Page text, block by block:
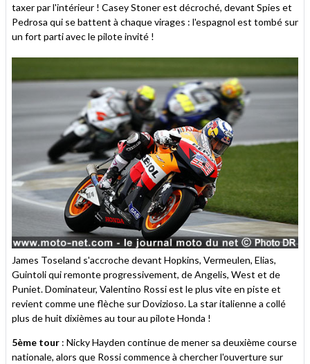
taxer par l'intérieur ! Casey Stoner est décroché, devant Spies et
Pedrosa qui se battent à chaque virages : l'espagnol est tombé sur
un fort parti avec le pilote invité !
James Toseland s'accroche devant Hopkins, Vermeulen, Elias,
Guintoli qui remonte progressivement, de Angelis, West et de
Puniet. Dominateur, Valentino Rossi est le plus vite en piste et
revient comme une flèche sur Dovizioso. La star italienne a collé
plus de huit dixièmes au tour au pilote Honda !
5ème tour : Nicky Hayden continue de mener sa deuxième course
nationale, alors que Rossi commence à chercher l'ouverture sur